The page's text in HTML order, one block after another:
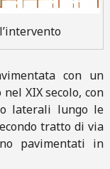
con un
XIX secolo, con
laterali lungo le
tratto di via
pavimentati in